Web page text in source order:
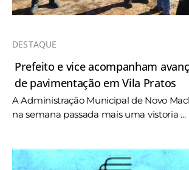
DESTAQUE
Prefeito e vice acompanham
de pavimentação em Vila Pratos
A Administração Municipal de Novo
na semana passada mais uma vistoria ...